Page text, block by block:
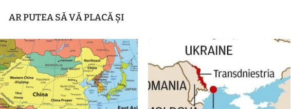
AR PUTEA SĂ VĂ PLACĂ ȘI